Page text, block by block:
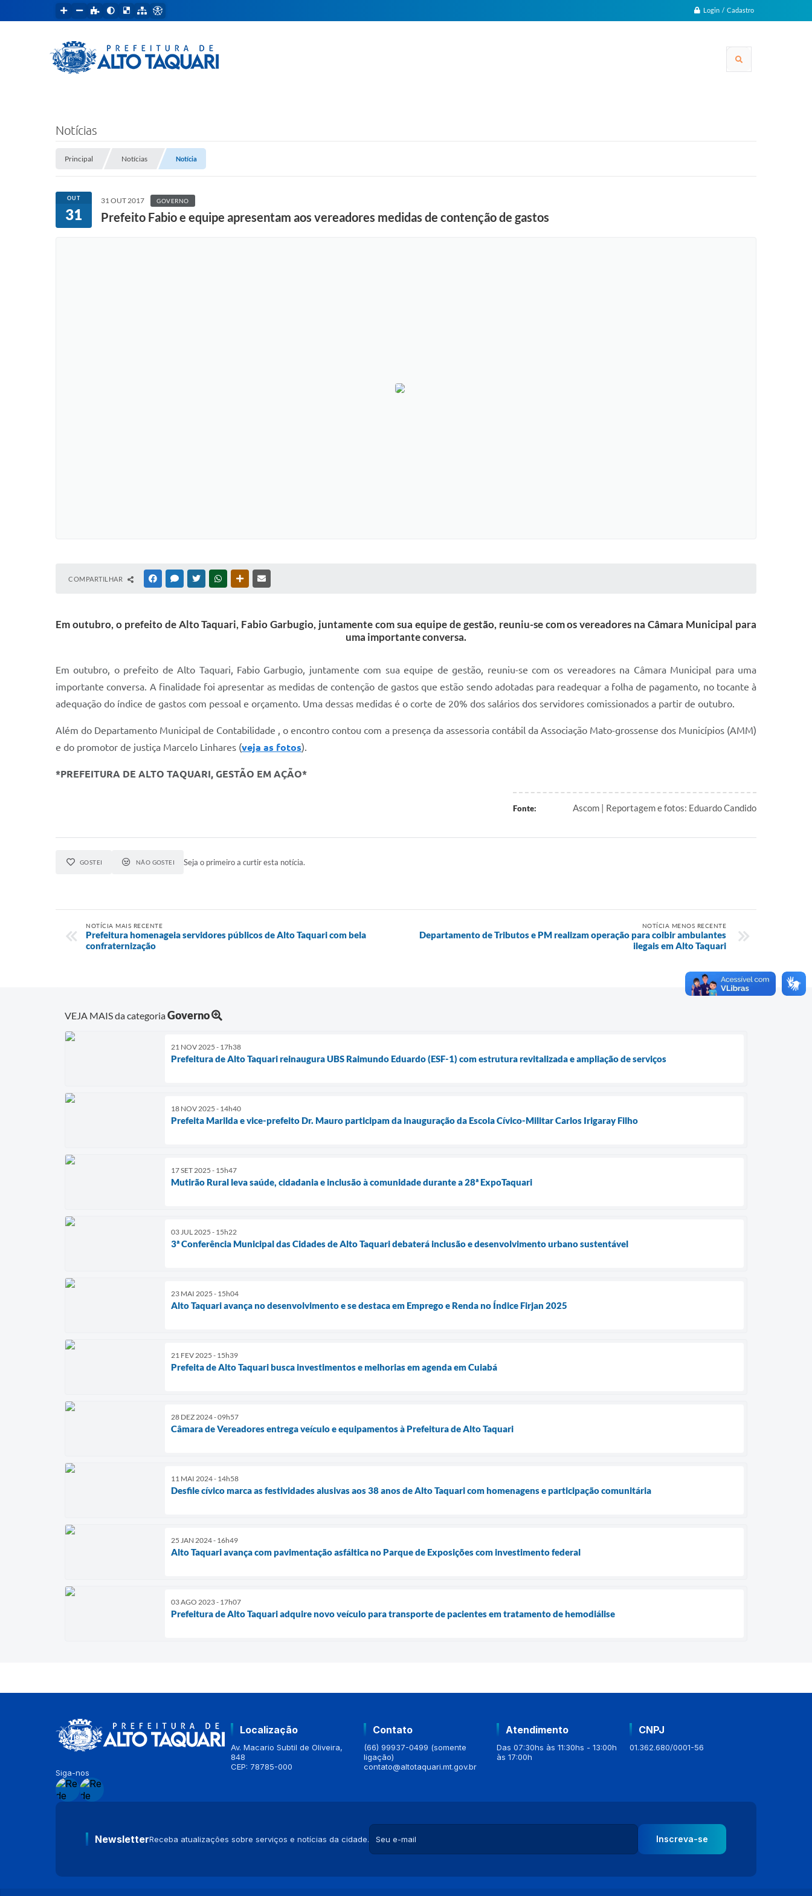
Login / Cadastro
Notícias
Principal Notícias Notícia
OUT
31
31 OUT 2017 GOVERNO
Prefeito Fabio e equipe apresentam aos vereadores medidas de contenção de gastos
COMPARTILHAR FACEBOOKMESSENGER
TWITTERWHATSAPPOUTRAS MÍDIAS
Em outubro, o prefeito de Alto Taquari, Fabio Garbugio, juntamente com sua equipe de gestão, reuniu-se com os vereadores na Câmara Municipal para
uma importante conversa.
Em outubro, o prefeito de Alto Taquari, Fabio Garbugio, juntamente com sua equipe de gestão, reuniu-se com os vereadores na Câmara Municipal para uma
importante conversa. A finalidade foi apresentar as medidas de contenção de gastos que estão sendo adotadas para readequar a folha de pagamento, no tocante à
adequação do índice de gastos com pessoal e orçamento. Uma dessas medidas é o corte de 20% dos salários dos servidores comissionados a partir de outubro.
Além do Departamento Municipal de Contabilidade , o encontro contou com a presença da assessoria contábil da Associação Mato-grossense dos Municípios (AMM)
e do promotor de justiça Marcelo Linhares (veja as fotos).
*PREFEITURA DE ALTO TAQUARI, GESTÃO EM AÇÃO*
Fonte: Ascom | Reportagem e fotos: Eduardo Candido
GOSTEI NÃO GOSTEI Seja o primeiro a curtir esta notícia.
NOTÍCIA MAIS RECENTE
Prefeitura homenageia servidores públicos de Alto Taquari com bela
confraternização
NOTÍCIA MENOS RECENTE
Departamento de Tributos e PM realizam operação para coibir ambulantes
ilegais em Alto Taquari
VEJA MAIS da categoriaGoverno
21 NOV 2025 - 17h38
Prefeitura de Alto Taquari reinaugura UBS Raimundo Eduardo (ESF-1) com estrutura revitalizada e ampliação de serviços
18 NOV 2025 - 14h40
Prefeita Marilda e vice-prefeito Dr. Mauro participam da inauguração da Escola Cívico-Militar Carlos Irigaray Filho
17 SET 2025 - 15h47
Mutirão Rural leva saúde, cidadania e inclusão à comunidade durante a 28ª ExpoTaquari
03 JUL 2025 - 15h22
3ª Conferência Municipal das Cidades de Alto Taquari debaterá inclusão e desenvolvimento urbano sustentável
23 MAI 2025 - 15h04
Alto Taquari avança no desenvolvimento e se destaca em Emprego e Renda no Índice Firjan 2025
21 FEV 2025 - 15h39
Prefeita de Alto Taquari busca investimentos e melhorias em agenda em Cuiabá
28 DEZ 2024 - 09h57
Câmara de Vereadores entrega veículo e equipamentos à Prefeitura de Alto Taquari
11 MAI 2024 - 14h58
Desfile cívico marca as festividades alusivas aos 38 anos de Alto Taquari com homenagens e participação comunitária
25 JAN 2024 - 16h49
Alto Taquari avança com pavimentação asfáltica no Parque de Exposições com investimento federal
03 AGO 2023 - 17h07
Prefeitura de Alto Taquari adquire novo veículo para transporte de pacientes em tratamento de hemodiálise
Siga-nos
Localização
Av. Macario Subtil de Oliveira,
848
CEP: 78785-000
Contato
(66) 99937-0499 (somente
ligação)
contato@altotaquari.mt.gov.br
Atendimento
Das 07:30hs às 11:30hs - 13:00h
às 17:00h
CNPJ
01.362.680/0001-56
NewsletterReceba atualizações sobre serviços e notícias da cidade. Inscreva-se